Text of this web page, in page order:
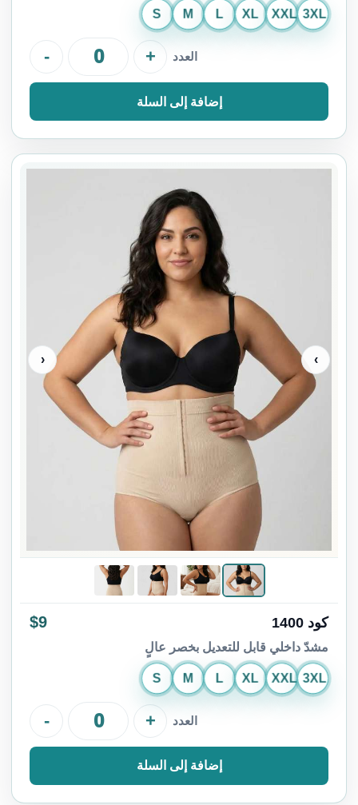
S M L XL XXL 3XL
العدد - +
إضافة إلى السلة
›
‹
كود 1400 $9
مشدّ داخلي قابل للتعديل بخصر عالٍ
S M L XL XXL 3XL
العدد - +
إضافة إلى السلة